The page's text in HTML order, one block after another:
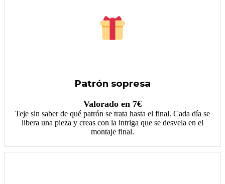
Patrón sopresa
Valorado en 7€
Teje sin saber de qué patrón se trata hasta el final. Cada día se
libera una pieza y creas con la intriga que se desvela en el
montaje final.